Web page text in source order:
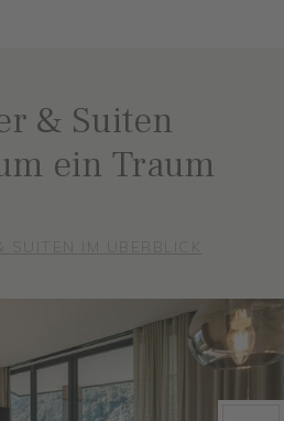
& Suiten
ein Traum
SUITEN IM ÜBERBLICK